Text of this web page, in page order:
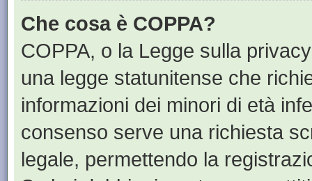
Che cosa è COPPA?
COPPA, o la Legge sulla
una legge statunitense che
informazioni dei minori di età
consenso serve una richiesta
legale, permettendo la